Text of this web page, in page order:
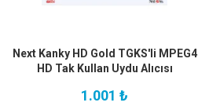
Next Kanky HD Gold TGKS'li MPEG4
HD Tak Kullan Uydu Alıcısı
1.001 ₺